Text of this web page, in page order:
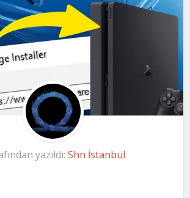
yazıldı: Shn İstanbul